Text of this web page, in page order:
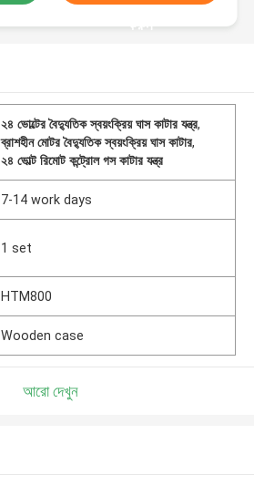
করুন
২৪ ভোল্টের বৈদ্যুতিক স্বয়ংক্রিয় ঘাস কাটার যন্ত্র,
ব্রাশহীন মোটর বৈদ্যুতিক স্বয়ংক্রিয় ঘাস কাটার,
২৪ ভোল্ট রিমোট কন্ট্রোল গস কাটার যন্ত্র
7-14 work days
1 set
HTM800
Wooden case
আরো দেখুন